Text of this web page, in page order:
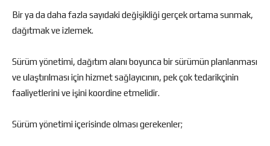
Bir ya da daha fazla sayıdaki değişikliği gerçek ortama sunmak,
dağıtmak ve izlemek.
Sürüm yönetimi, dağıtım alanı boyunca bir sürümün planlanması
ve ulaştırılması için hizmet sağlayıcının, pek çok tedarikçinin
faaliyetlerini ve işini koordine etmelidir.
Sürüm yönetimi içerisinde olması gerekenler;